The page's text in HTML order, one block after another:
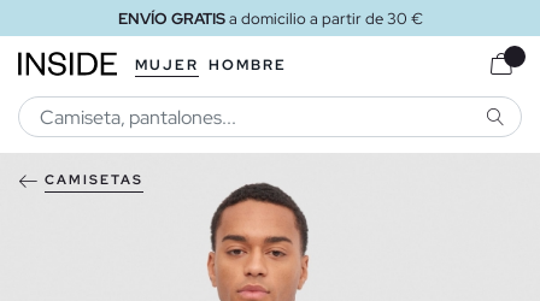
ENVÍO GRATISa domicilio a partir de 30 €
MUJER HOMBRE
CAMISETAS